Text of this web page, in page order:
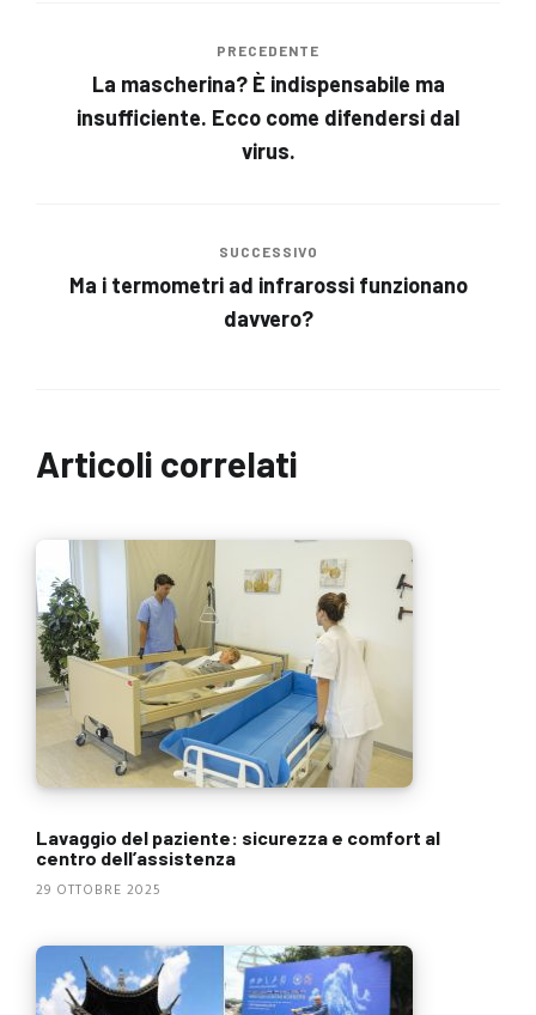
PRECEDENTE
La mascherina? È indispensabile ma
insufficiente. Ecco come difendersi dal
virus.
SUCCESSIVO
Ma i termometri ad infrarossi funzionano
davvero?
Articoli correlati
Lavaggio del paziente: sicurezza e comfort al
centro dell’assistenza
29 OTTOBRE 2025